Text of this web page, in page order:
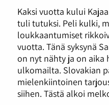
Kaksi vuotta kului
tuli tutuksi. Peli kulki,
loukkaantumiset
vuotta. Tänä syksynä
on nyt nähty ja on
ulkomailta. Slovakian
mielenkiintoinen
siihen. Tästä alkoi